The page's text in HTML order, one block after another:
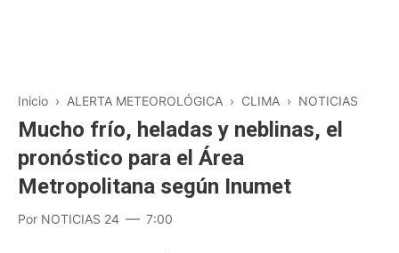
Inicio › ALERTA METEOROLÓGICA › CLIMA › NOTICIAS
Mucho frío, heladas y neblinas, el
pronóstico para el Área
Metropolitana según Inumet
Por NOTICIAS 24 7:00